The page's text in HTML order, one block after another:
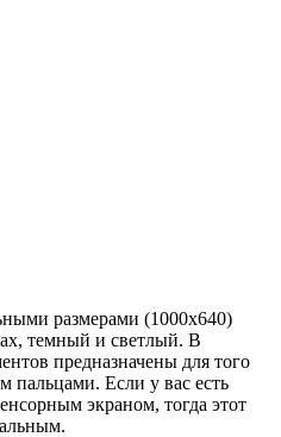
размерами (1000x640)
темный и светлый. В
предназначены для того
пальцами. Если у вас есть
экраном, тогда этот